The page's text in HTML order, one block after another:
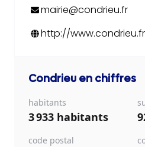
mairie@condrieu.fr
http://www.condrieu.fr
Condrieu en chiffres
habitants
3 933 habitants
code postal